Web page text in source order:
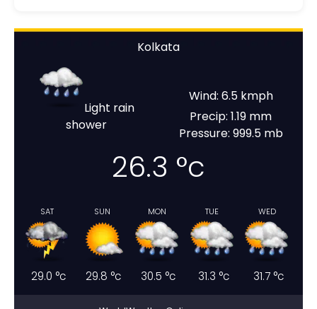
Kolkata
Light rain
shower
Wind: 6.5 kmph
Precip: 1.19 mm
Pressure: 999.5 mb
26.3 °c
SAT
29.0 °c
SUN
29.8 °c
MON
30.5 °c
TUE
31.3 °c
WED
31.7°c